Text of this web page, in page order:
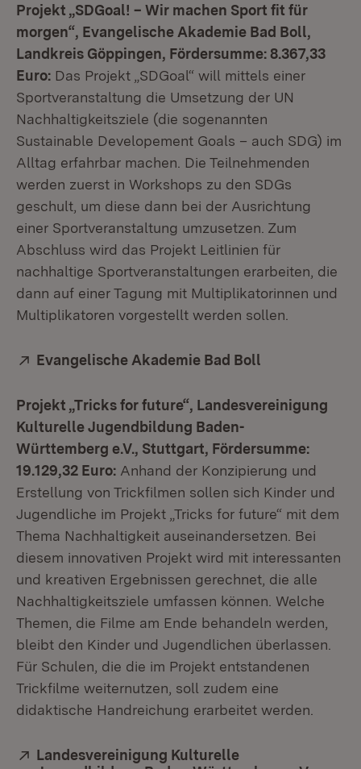
Projekt „SDGoal! – Wir machen Sport fit für
morgen“, Evangelische Akademie Bad Boll,
Landkreis Göppingen, Fördersumme: 8.367,33
Euro: Das Projekt „SDGoal“ will mittels einer
Sportveranstaltung die Umsetzung der UN
Nachhaltigkeitsziele (die sogenannten
Sustainable Developement Goals – auch SDG) im
Alltag erfahrbar machen. Die Teilnehmenden
werden zuerst in Workshops zu den SDGs
geschult, um diese dann bei der Ausrichtung
einer Sportveranstaltung umzusetzen. Zum
Abschluss wird das Projekt Leitlinien für
nachhaltige Sportveranstaltungen erarbeiten, die
dann auf einer Tagung mit Multiplikatorinnen und
Multiplikatoren vorgestellt werden sollen.
Extern:
Evangelische Akademie Bad Boll
Projekt „Tricks for future“, Landesvereinigung
Kulturelle Jugendbildung Baden-
Württemberg e.V., Stuttgart, Fördersumme:
19.129,32 Euro: Anhand der Konzipierung und
Erstellung von Trickfilmen sollen sich Kinder und
Jugendliche im Projekt „Tricks for future“ mit dem
Thema Nachhaltigkeit auseinandersetzen. Bei
diesem innovativen Projekt wird mit interessanten
und kreativen Ergebnissen gerechnet, die alle
Nachhaltigkeitsziele umfassen können. Welche
Themen, die Filme am Ende behandeln werden,
bleibt den Kinder und Jugendlichen überlassen.
Für Schulen, die die im Projekt entstandenen
Trickfilme weiternutzen, soll zudem eine
didaktische Handreichung erarbeitet werden.
Extern:
Landesvereinigung Kulturelle